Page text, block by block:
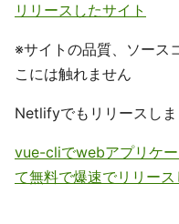
リリースしたサイト
※サイトの品質、ソース
こには触れません
Netlifyでもリリースしま
vue-cliでwebアプリケ
て無料で爆速でリリー